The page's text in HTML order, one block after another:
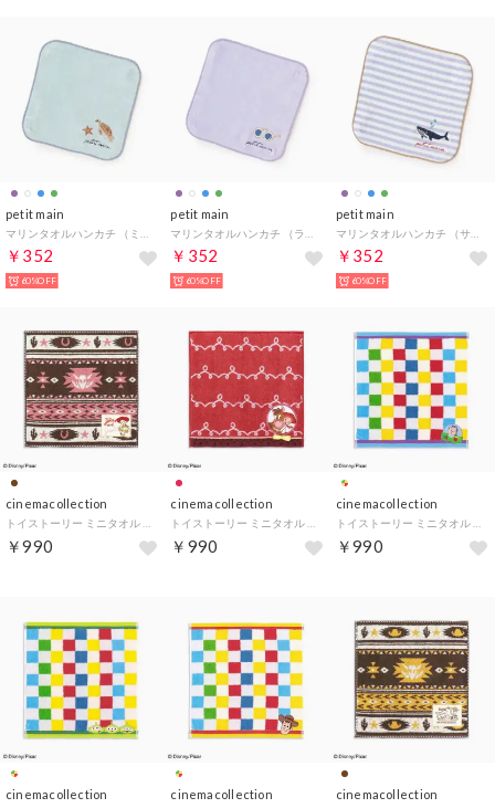
petit main
￥352
60%OFF
petit main
￥352
60%OFF
petit main
マリンタオルハンカチ （サックス）
￥352
60%OFF
cinemacollection
￥990
cinemacollection
￥990
cinemacollection
￥990
cinemacollection cinemacollection cinemacollection